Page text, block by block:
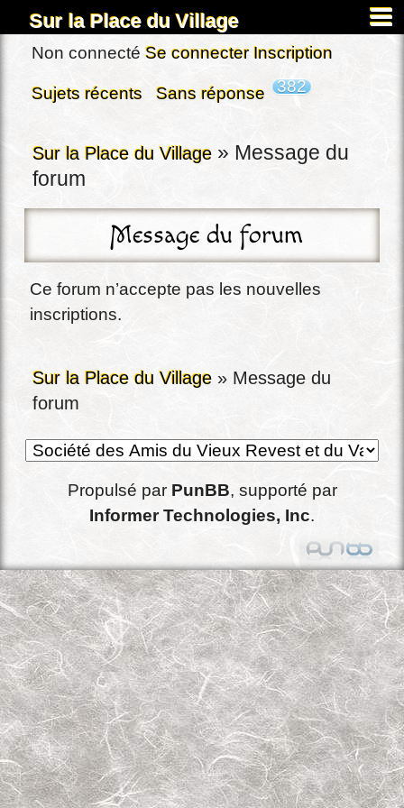
Sur la Place du Village
Accueil
À propos
Images&Docs
Chercher
Actus
Inscription
Connexion
Non connecté Se connecter Inscription
Sujets récents Sans réponse 382
Sur la Place du Village » Message du
forum
Message du forum
Ce forum n’accepte pas les nouvelles
inscriptions.
Sur la Place du Village » Message du
forum
Propulsé par PunBB, supporté par
Informer Technologies, Inc.